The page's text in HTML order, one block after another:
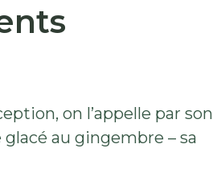
on l’appelle par son
au gingembre – sa